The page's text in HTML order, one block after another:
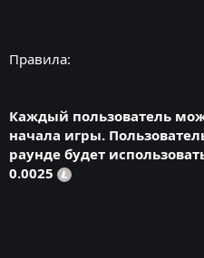
Правила:
Каждый пользователь
начала игры.
раунде будет
0.0025